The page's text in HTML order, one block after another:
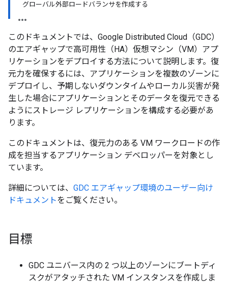
グローバル外部ロードバランサを作成する
このドキュメントでは、Google Distributed Cloud（GDC）
のエアギャップで高可用性（HA）仮想マシン（VM）アプ
リケーションをデプロイする方法について説明します。復
元力を確保するには、アプリケーションを複数のゾーンに
デプロイし、予期しないダウンタイムやローカル災害が発
生した場合にアプリケーションとそのデータを復元できる
ようにストレージ レプリケーションを構成する必要があ
ります。
このドキュメントは、復元力のある VM ワークロードの作
成を担当するアプリケーション デベロッパーを対象とし
ています。
詳細については、 GDC エアギャップ環境のユーザー向け
ドキュメントをご覧ください。
目標
GDC ユニバース内の 2 つ以上のゾーンにブートディ
スクがアタッチされた VM インスタンスを作成しま